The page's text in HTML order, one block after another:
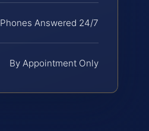
Phones Answered 24/7
By Appointment Only